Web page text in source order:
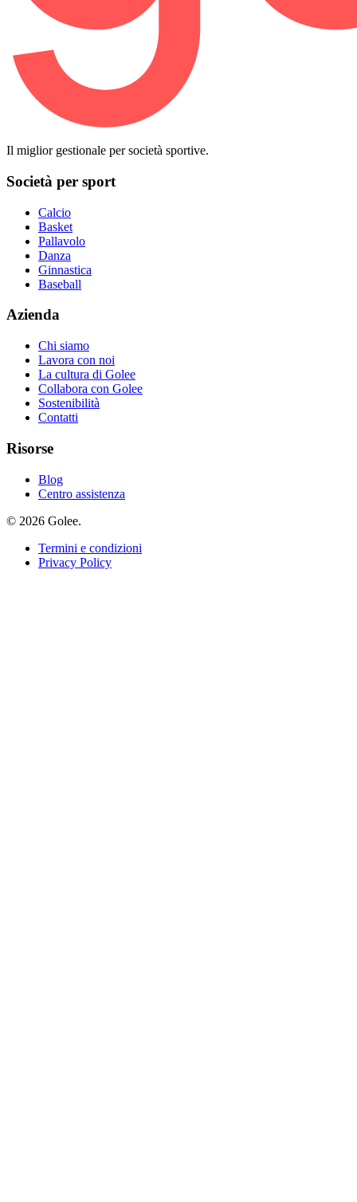
Il miglior gestionale per società sportive.
Società per sport
Calcio
Basket
Pallavolo
Danza
Ginnastica
Baseball
Azienda
Chi siamo
Lavora con noi
La cultura di Golee
Collabora con Golee
Sostenibilità
Contatti
Risorse
Blog
Centro assistenza
© 2026 Golee.
Termini e condizioni
Privacy Policy